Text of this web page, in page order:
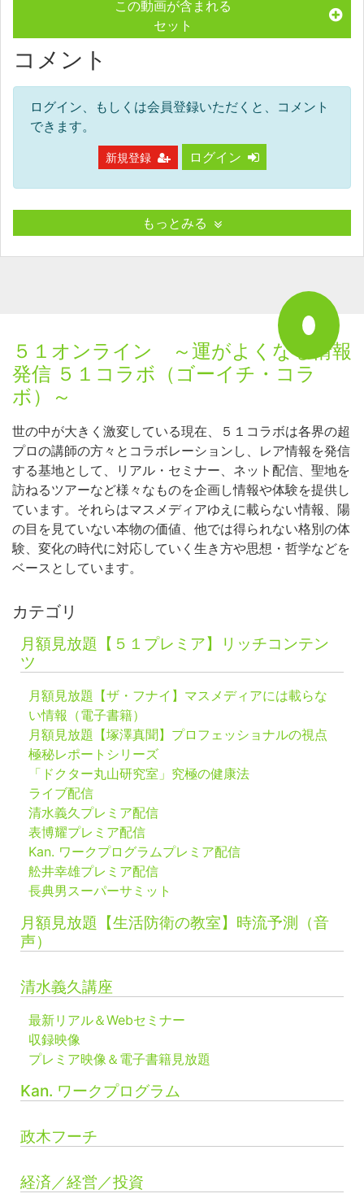
この動画が含まれる
セット
コメント
ログイン、もしくは会員登録いただくと、コメント
できます。
新規登録 ログイン
もっとみる
５１オンライン ～運がよくなる情報
発信 ５１コラボ（ゴーイチ・コラ
ボ）～
世の中が大きく激変している現在、５１コラボは各界の超
プロの講師の方々とコラボレーションし、レア情報を発信
する基地として、リアル・セミナー、ネット配信、聖地を
訪ねるツアーなど様々なものを企画し情報や体験を提供し
ています。それらはマスメディアゆえに載らない情報、陽
の目を見ていない本物の価値、他では得られない格別の体
験、変化の時代に対応していく生き方や思想・哲学などを
ベースとしています。
カテゴリ
月額見放題【５１プレミア】リッチコンテン
ツ
月額見放題【ザ・フナイ】マスメディアには載らな
い情報（電子書籍）
月額見放題【塚澤真聞】プロフェッショナルの視点
極秘レポートシリーズ
「ドクター丸山研究室」究極の健康法
ライブ配信
清水義久プレミア配信
表博耀プレミア配信
Kan. ワークプログラムプレミア配信
舩井幸雄プレミア配信
長典男スーパーサミット
月額見放題【生活防衛の教室】時流予測（音
声）
清水義久講座
最新リアル＆Webセミナー
収録映像
プレミア映像＆電子書籍見放題
Kan. ワークプログラム
政木フーチ
経済／経営／投資